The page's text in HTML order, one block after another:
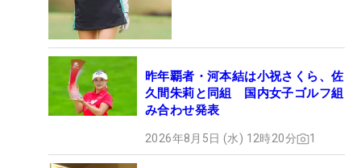
昨年覇者・河本結は小祝さくら、佐
久間朱莉と同組 国内女子ゴルフ組
み合わせ発表
2026年8月5日 (水) 12時20分 1